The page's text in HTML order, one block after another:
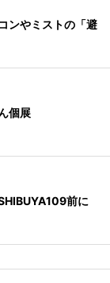
ンやミストの「避
個展
前に